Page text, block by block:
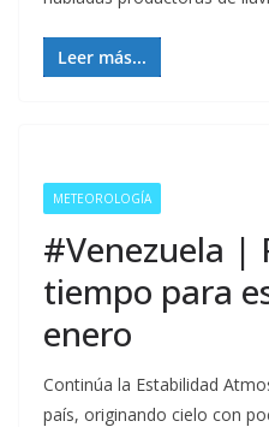
Leer más...
METEOROLOGÍA
#Venezuela |
tiempo para
enero
Continúa la Estabilidad
país, originando cielo con